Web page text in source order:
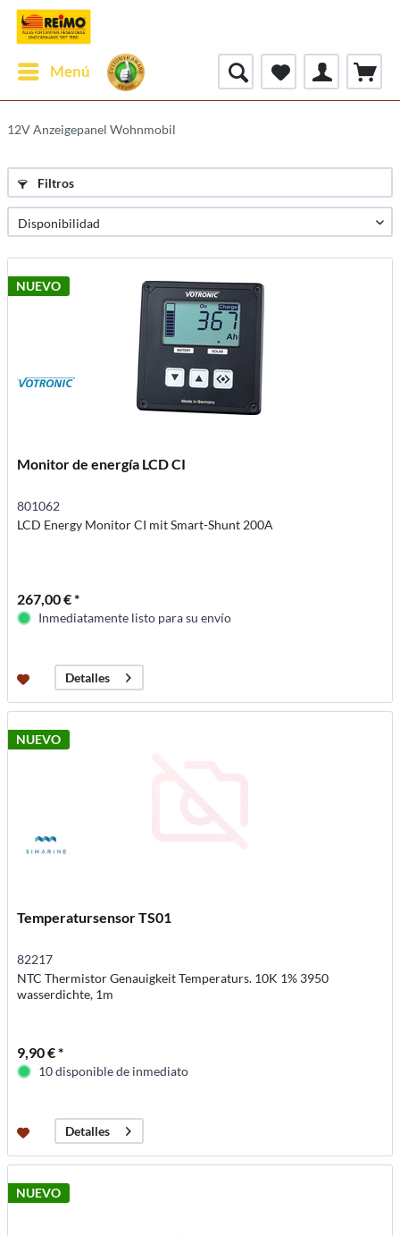
Menú
12V Anzeigepanel Wohnmobil
Filtros
NUEVO
Monitor de energía LCD CI
801062
LCD Energy Monitor CI mit Smart-Shunt 200A
267,00 € *
Inmediatamente listo para su envío
Detalles
NUEVO
Temperatursensor TS01
82217
NTC Thermistor Genauigkeit Temperaturs. 10K 1% 3950
wasserdichte, 1m
9,90 € *
10 disponible de inmediato
Detalles
NUEVO